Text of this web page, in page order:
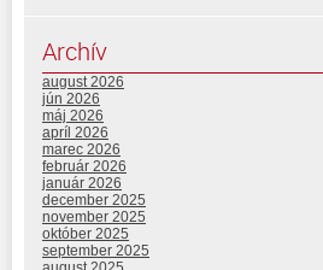
Archív
august 2026
jún 2026
máj 2026
apríl 2026
marec 2026
február 2026
január 2026
december 2025
november 2025
október 2025
september 2025